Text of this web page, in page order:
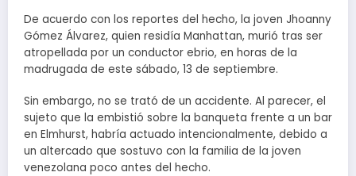
De acuerdo con los reportes del hecho, la joven Jhoanny
Gómez Álvarez, quien residía Manhattan, murió tras ser
atropellada por un conductor ebrio, en horas de la
madrugada de este sábado, 13 de septiembre.
Sin embargo, no se trató de un accidente. Al parecer, el
sujeto que la embistió sobre la banqueta frente a un bar
en Elmhurst, habría actuado intencionalmente, debido a
un altercado que sostuvo con la familia de la joven
venezolana poco antes del hecho.